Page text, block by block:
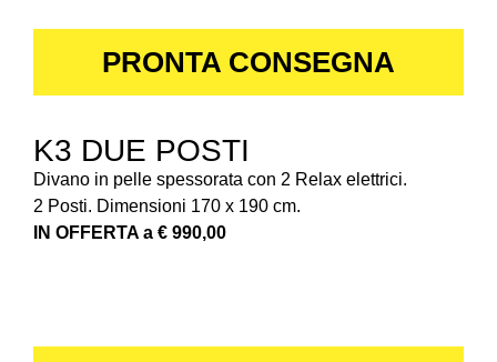
PRONTA CONSEGNA
K3 DUE POSTI
Divano in pelle spessorata con 2 Relax elettrici.
2 Posti. Dimensioni 170 x 190 cm.
IN OFFERTA a € 990,00